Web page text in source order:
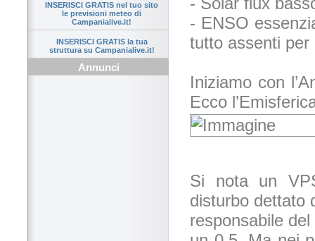
INSERISCI GRATIS nel tuo sito
le previsioni meteo di
Campanialive.it!
INSERISCI GRATIS la tua
struttura su Campanialive.it!
Annunci
- ENSO
tutto assenti per
Iniziamo con
Ecco
Si nota un
disturbo dettato
responsabile